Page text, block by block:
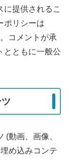
に提供されるこ
ポリシーは
コメントが承
とともに一般公
(動画、画像、
め込みコンテ